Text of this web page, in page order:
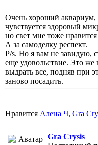
Очень хороший аквариум,
чувствуется здоровый
но свет мне тоже
А за самоделку респект.
P/s. Но я вам не завидую,
еще удовольствие. Это же
выдрать все, подняв при
заново посадить.
Нравится Алена Ч, Gra
Gra Crysis